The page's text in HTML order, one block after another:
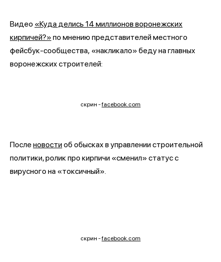
Видео «Куда делись 14 миллионов воронежских
кирпичей?» по мнению представителей местного
фейсбук-сообщества, «накликало» беду на главных
воронежских строителей:
скрин -facebook.com
После новостиоб обысках в управлении строительной
политики, ролик про кирпичи «сменил» статус с
вирусного на «токсичный».
скрин -facebook.com